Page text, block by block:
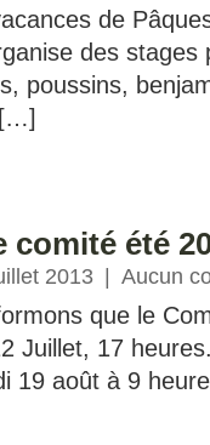
de
des stages
poussins,
[…]
comité été
2013 Aucun
que le
Juillet, 17
19 août à 9